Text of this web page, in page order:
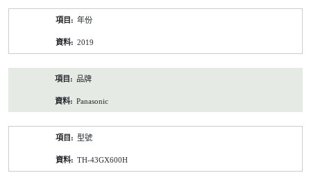
年份
2019
品牌
Panasonic
型號
TH-43GX600H